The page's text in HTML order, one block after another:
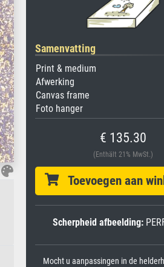
Samenvatting
Print & medium
Afwerking
Canvas frame
Foto hanger
€ 135.30
(Enthält 21% MwSt.)
Toevoegen aan
Scherpheid afbeelding:
Mocht u aanpassingen in de